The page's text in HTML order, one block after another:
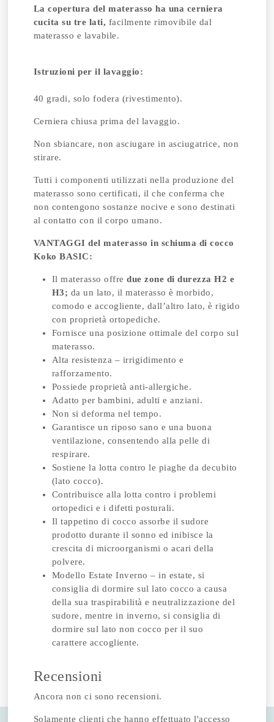
La copertura del materasso ha una cerniera
cucita su tre lati, facilmente rimovibile dal
materasso e lavabile.
Istruzioni per il lavaggio:
40 gradi, solo fodera (rivestimento).
Cerniera chiusa prima del lavaggio.
Non sbiancare, non asciugare in asciugatrice, non
stirare.
Tutti i componenti utilizzati nella produzione del
materasso sono certificati, il che conferma che
non contengono sostanze nocive e sono destinati
al contatto con il corpo umano.
VANTAGGI del materasso in schiuma di cocco
Koko BASIC:
Il materasso offredue zone di durezza H2 e
H3; da un lato, il materasso è morbido,
comodo e accogliente, dall’altro lato, è rigido
con proprietà ortopediche.
Fornisce una posizione ottimale del corpo sul
materasso.
Alta resistenza – irrigidimento e
rafforzamento.
Possiede proprietà anti-allergiche.
Adatto per bambini, adulti e anziani.
Non si deforma nel tempo.
Garantisce un riposo sano e una buona
ventilazione, consentendo alla pelle di
respirare.
Sostiene la lotta contro le piaghe da decubito
(lato cocco).
Contribuisce alla lotta contro i problemi
ortopedici e i difetti posturali.
Il tappetino di cocco assorbe il sudore
prodotto durante il sonno ed inibisce la
crescita di microorganismi o acari della
polvere.
Modello Estate Inverno – in estate, si
consiglia di dormire sul lato cocco a causa
della sua traspirabilità e neutralizzazione del
sudore, mentre in inverno, si consiglia di
dormire sul lato non cocco per il suo
carattere accogliente.
Recensioni
Ancora non ci sono recensioni.
Solamente clienti che hanno effettuato l'accesso